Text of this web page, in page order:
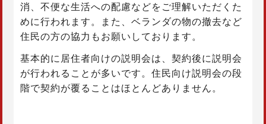
消、不便な生活への配慮などをご理解いただくた
めに行われます。また、ベランダの物の撤去など
住民の方の協力もお願いしております。
基本的に居住者向けの説明会は、契約後に説明会
が行われることが多いです。住民向け説明会の段
階で契約が覆ることはほとんどありません。